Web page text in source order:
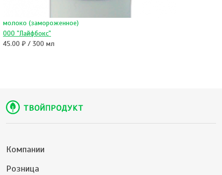
молоко (замороженное)
ООО "Лайфбокс"
45.00 ₽ / 300 мл
Компании
Розница